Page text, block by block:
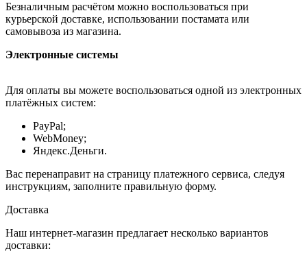
Безналичным расчётом можно воспользоваться при
курьерской доставке, использовании постамата или
самовывоза из магазина.
Электронные системы
Для оплаты вы можете воспользоваться одной из электронных
платёжных систем:
PayPal;
WebMoney;
Яндекс.Деньги.
Вас перенаправит на страницу платежного сервиса, следуя
инструкциям, заполните правильную форму.
Доставка
Наш интернет-магазин предлагает несколько вариантов
доставки: